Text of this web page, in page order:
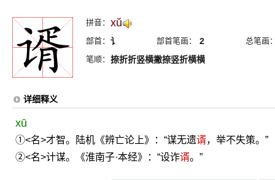
拼音： xŭ
部首： 讠 部首笔画： 2
总笔画
笔顺： 捺折折竖横撇捺竖折横横
详细释义
xū
①<名>才智。陆机《辨亡论上》：“谋无遗谞，举不失策。”
②<名>计谋。《淮南子·本经》：“设诈谞。”